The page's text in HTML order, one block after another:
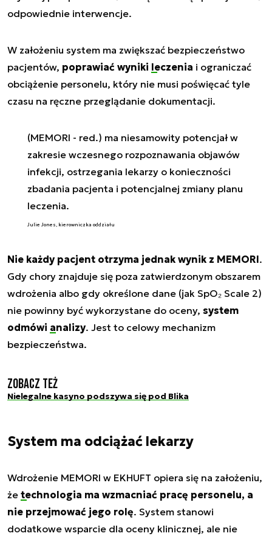
odpowiednie interwencje.
W założeniu system ma zwiększać bezpieczeństwo
pacjentów, poprawiać wyniki leczenia i ograniczać
obciążenie personelu, który nie musi poświęcać tyle
czasu na ręczne przeglądanie dokumentacji.
(MEMORI - red.) ma niesamowity potencjał w
zakresie wczesnego rozpoznawania objawów
infekcji, ostrzegania lekarzy o konieczności
zbadania pacjenta i potencjalnej zmiany planu
leczenia.
Julie Jones, kierowniczka oddziału
Nie każdy pacjent otrzyma jednak wynik z MEMORI.
Gdy chory znajduje się poza zatwierdzonym obszarem
wdrożenia albo gdy określone dane (jak SpO₂ Scale 2)
nie powinny być wykorzystane do oceny, system
odmówi analizy. Jest to celowy mechanizm
bezpieczeństwa.
Zobacz też
Nielegalne kasyno podszywa się pod Blika
System ma odciążać lekarzy
Wdrożenie MEMORI w EKHUFT opiera się na założeniu,
że technologia ma wzmacniać pracę personelu, a
nie przejmować jego rolę. System stanowi
dodatkowe wsparcie dla oceny klinicznej, ale nie